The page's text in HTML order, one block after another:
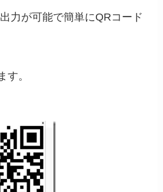
力が可能で簡単にQRコード
す。